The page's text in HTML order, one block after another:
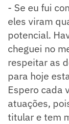
- Se eu fui
eles viram
potencial.
cheguei no
respeitar as
para hoje
Espero cada
atuações,
titular e tem